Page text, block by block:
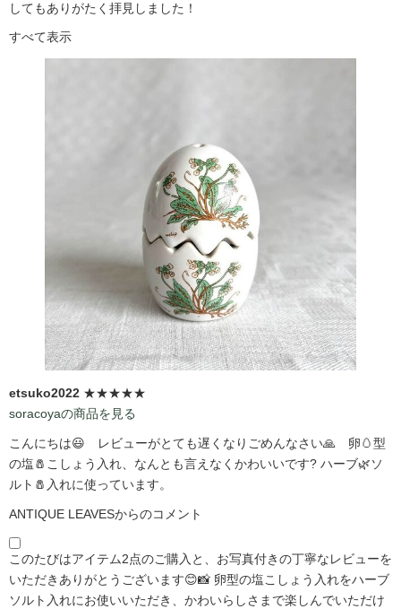
してもありがたく拝見しました！
すべて表示
etsuko2022 ★★★★★
soracoyaの商品を見る
こんにちは😃 レビューがとても遅くなりごめんなさい🙏 卵🥚型
の塩🧂こしょう入れ、なんとも言えなくかわいいです?️ ハーブ🌿ソ
ルト🧂入れに使っています。
ANTIQUE LEAVESからのコメント
このたびはアイテム2点のご購入と、お写真付きの丁寧なレビューを
いただきありがとうございます😊📸 卵型の塩こしょう入れをハーブ
ソルト入れにお使いいただき、かわいらしさまで楽しんでいただけ